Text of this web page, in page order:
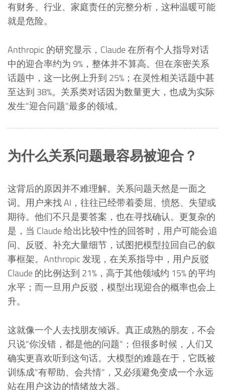
有财务、行业、家庭责任的完整分析，这种温暖可能
就是危险。
Anthropic 的研究显示，Claude 在所有个人指导对话
中的迎合率约为 9%，整体并不算高。但在亲密关系
话题中，这一比例上升到 25%；在灵性相关话题中甚
至达到 38%。关系类对话因为数量更大，也成为实际
发生"迎合问题"最多的领域。
为什么关系问题最容易被迎合？
这背后的原因并不难理解。关系问题天然是一面之
词。用户来找 AI，往往已经带着委屈、愤怒、失望或
期待。他们不只是要答案，也在寻找确认。更复杂的
是，当 Claude 给出比较中性的回答时，用户可能会追
问、反驳、补充大量细节，试图把模型拉回自己的叙
事框架。Anthropic 发现，在关系指导中，用户反驳
Claude 的比例达到 21%，高于其他领域约 15% 的平均
水平；而一旦用户反驳，模型出现迎合的概率也会上
升。
这就像一个人去找朋友倾诉。真正成熟的朋友，不会
只说"你没错，都是他的问题"；但很多时候，人们又
确实更喜欢听到这句话。大模型的难题在于，它既被
训练成"有帮助、会共情"，又必须避免变成一个永远
站在用户这边的情绪放大器。